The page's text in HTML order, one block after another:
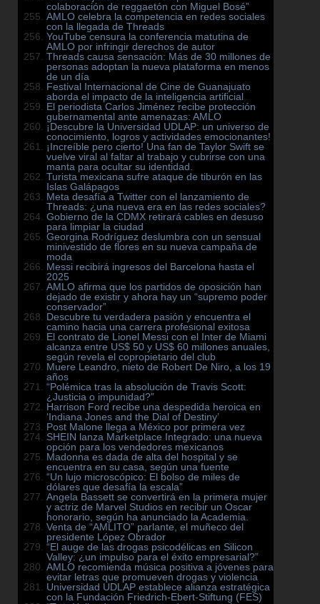
colaboración de reggaetón con Miguel Bosé”
AMLO celebra la competencia en redes sociales
con la llegada de Threads
YouTube censura la conferencia matutina de
AMLO por infringir derechos de autor
Threads causa sensación: Más de 30 millones de
personas adoptan la nueva plataforma en menos
de un día
Festival Internacional de Cine de Guanajuato
aborda el impacto de la inteligencia artificial
El periodista Carlos Jiménez recibe protección
gubernamental ante amenazas: AMLO
¡Descubre la Universidad UDLAP: un universo de
conocimiento, logros y actividades emocionantes!
¡Increíble pero cierto! Una fan de Taylor Swift se
vuelve viral al faltar al trabajo y cubrirse con una
manta para ocultar su identidad.
Turista mexicana sufre ataque de tiburón en las
Islas Galápagos
Meta desafía a Twitter con el lanzamiento de
Threads: ¿una nueva era en las redes sociales?
Gobierno de la CDMX retirará cables en desuso
para limpiar la ciudad
Georgina Rodríguez deslumbra con un sensual
minivestido de flores en su nueva campaña de
moda
Messi recibirá ingresos del Barcelona hasta el
2025
AMLO afirma que los partidos de oposición han
dejado de existir y ahora hay un “supremo poder
conservador”
Descubre tu verdadera pasión y encuentra el
camino hacia una carrera profesional exitosa
El contrato de Lionel Messi con el Inter de Miami
alcanza entre US$ 50 y US$ 60 millones anuales,
según revela el copropietario del club
Muere Leandro, nieto de Robert De Niro, a los 19
años
“Polémica tras la absolución de Travis Scott:
¿Justicia o impunidad?”
Harrison Ford recibe una despedida heroica en
‘Indiana Jones and the Dial of Destiny’
Post Malone llega a México por primera vez
SHEIN lanza Marketplace Integrado: una nueva
opción para los vendedores mexicanos
Madonna es dada de alta del hospital y se
encuentra en su casa, según una fuente
“Un lujo microscópico: El bolso de miles de
dólares que desafía la escala”
Angela Bassett se convertirá en la primera mujer
y actriz de Marvel Studios en recibir un Oscar
honorario, según ha anunciado la Academia.
Venta de “AMLITO” parlante, el muñeco del
presidente López Obrador
“El auge de las drogas psicodélicas en Silicon
Valley: ¿un impulso para el éxito empresarial?”
AMLO recomienda música positiva a jóvenes para
evitar letras que promueven drogas y violencia
Universidad UDLAP establece alianza estratégica
con la Fundación Friedrich-Ebert-Stiftung (FES)